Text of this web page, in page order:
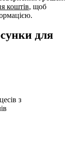
коштів, щоб
для
з